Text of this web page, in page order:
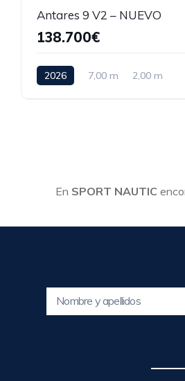
Antares 9 V2 – NUEVO
138.700€
2026 7,00 m 2,00 m
En SPORT NAUTIC